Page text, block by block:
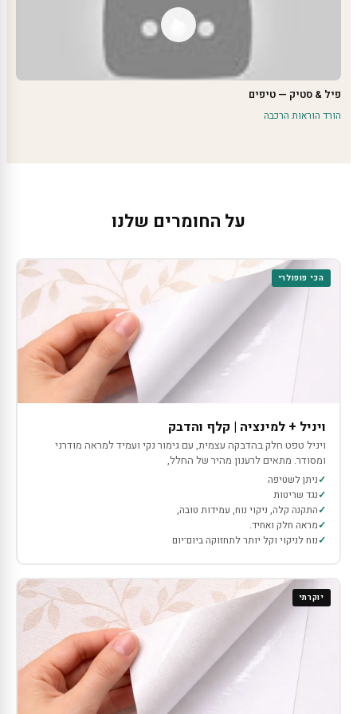
פיל & סטיק — טיפים
הורד הוראות הרכבה
על החומרים שלנו
הכי פופולרי
ויניל + למינציה | קלף והדבק
ויניל טפט חלק בהדבקה עצמית, עם גימור נקי ועמיד למראה מודרני
ומסודר. מתאים לרענון מהיר של החלל,
ניתן לשטיפה
נגד שריטות
התקנה קלה, ניקוי נוח, עמידות טובה,
מראה חלק ואחיד.
נוח לניקוי וקל יותר לתחזוקה ביום־יום
יוקרתי